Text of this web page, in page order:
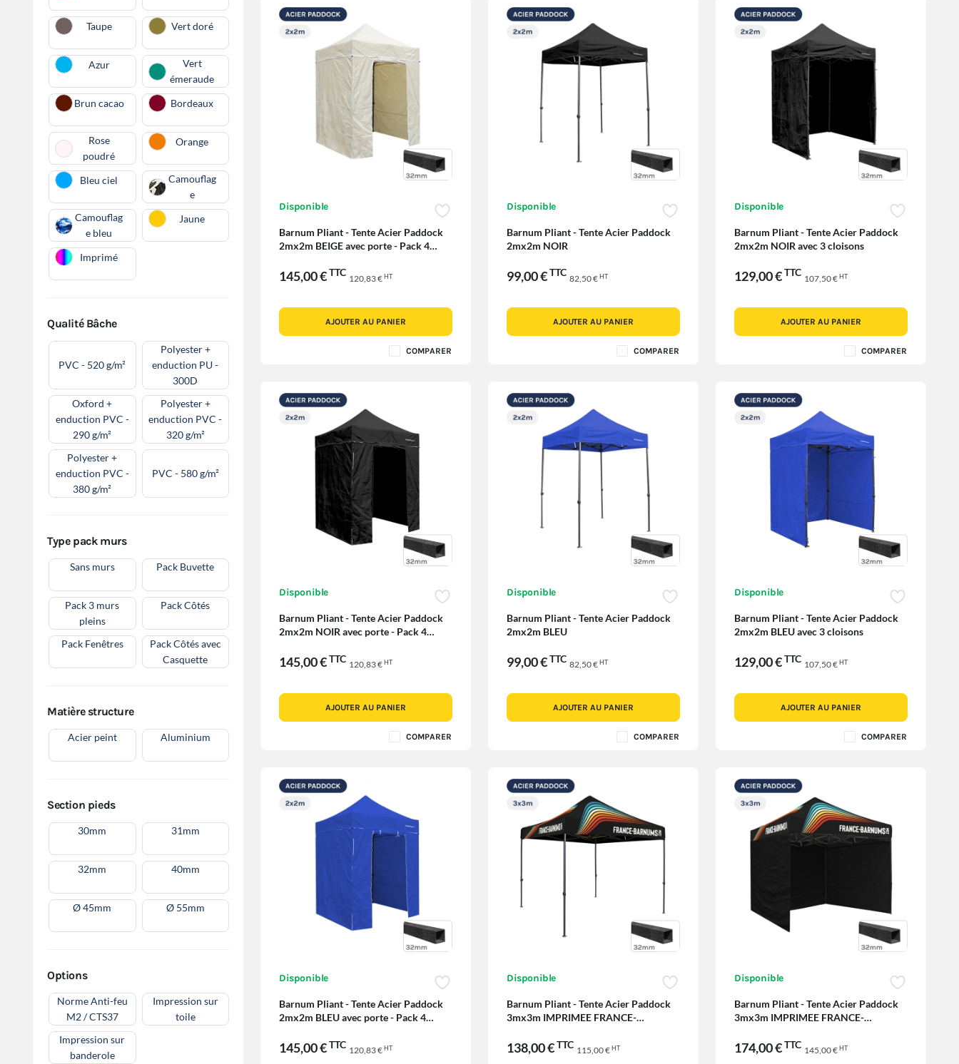
Taupe Vert doré
Azur
Vert
émeraude
Brun cacao
Bordeaux
Rose
poudré
Orange
Bleu ciel
Camouflag
e
Camouflag
e bleu
Jaune
Imprimé
Qualité Bâche
PVC - 520 g/m²
Polyester +
enduction PU -
300D
Oxford +
enduction PVC -
290 g/m²
Polyester +
enduction PVC -
320 g/m²
Polyester +
enduction PVC -
380 g/m²
PVC - 580 g/m²
Type pack murs
Sans murs Pack Buvette
Pack 3 murs
pleins
Pack Côtés
Pack Fenêtres
Pack Côtés avec
Casquette
Matière structure
Acier peint Aluminium
Section pieds
30mm 31mm
32mm 40mm
Ø 45mm Ø 55mm
Options
Norme Anti-feu
M2 / CTS37
Impression sur
toile
Impression sur
banderole
Disponible
Barnum Pliant - Tente Acier Paddock
2mx2m BEIGE avec porte - Pack 4
145,00 €TTC
120,83 €HT
AJOUTER AU PANIER
COMPARER
Disponible
Barnum Pliant - Tente Acier Paddock
2mx2m NOIR
99,00 €TTC
82,50 €HT
AJOUTER AU PANIER
COMPARER
Disponible
Barnum Pliant - Tente Acier Paddock
2mx2m NOIR avec 3 cloisons
129,00 €TTC
107,50 €HT
AJOUTER AU PANIER
COMPARER
Disponible
Barnum Pliant - Tente Acier Paddock
2mx2m NOIR avec porte - Pack 4
145,00 €TTC
120,83 €HT
AJOUTER AU PANIER
COMPARER
Disponible
Barnum Pliant - Tente Acier Paddock
2mx2m BLEU
99,00 €TTC
82,50 €HT
AJOUTER AU PANIER
COMPARER
Disponible
Barnum Pliant - Tente Acier Paddock
2mx2m BLEU avec 3 cloisons
129,00 €TTC
107,50 €HT
AJOUTER AU PANIER
COMPARER
Disponible
Barnum Pliant - Tente Acier Paddock
2mx2m BLEU avec porte - Pack 4
145,00 €TTC
120,83 €HT
Disponible
Barnum Pliant - Tente Acier Paddock
3mx3m IMPRIMEE FRANCE-
138,00 €TTC
115,00 €HT
Disponible
Barnum Pliant - Tente Acier Paddock
3mx3m IMPRIMEE FRANCE-
174,00 €TTC
145,00 €HT